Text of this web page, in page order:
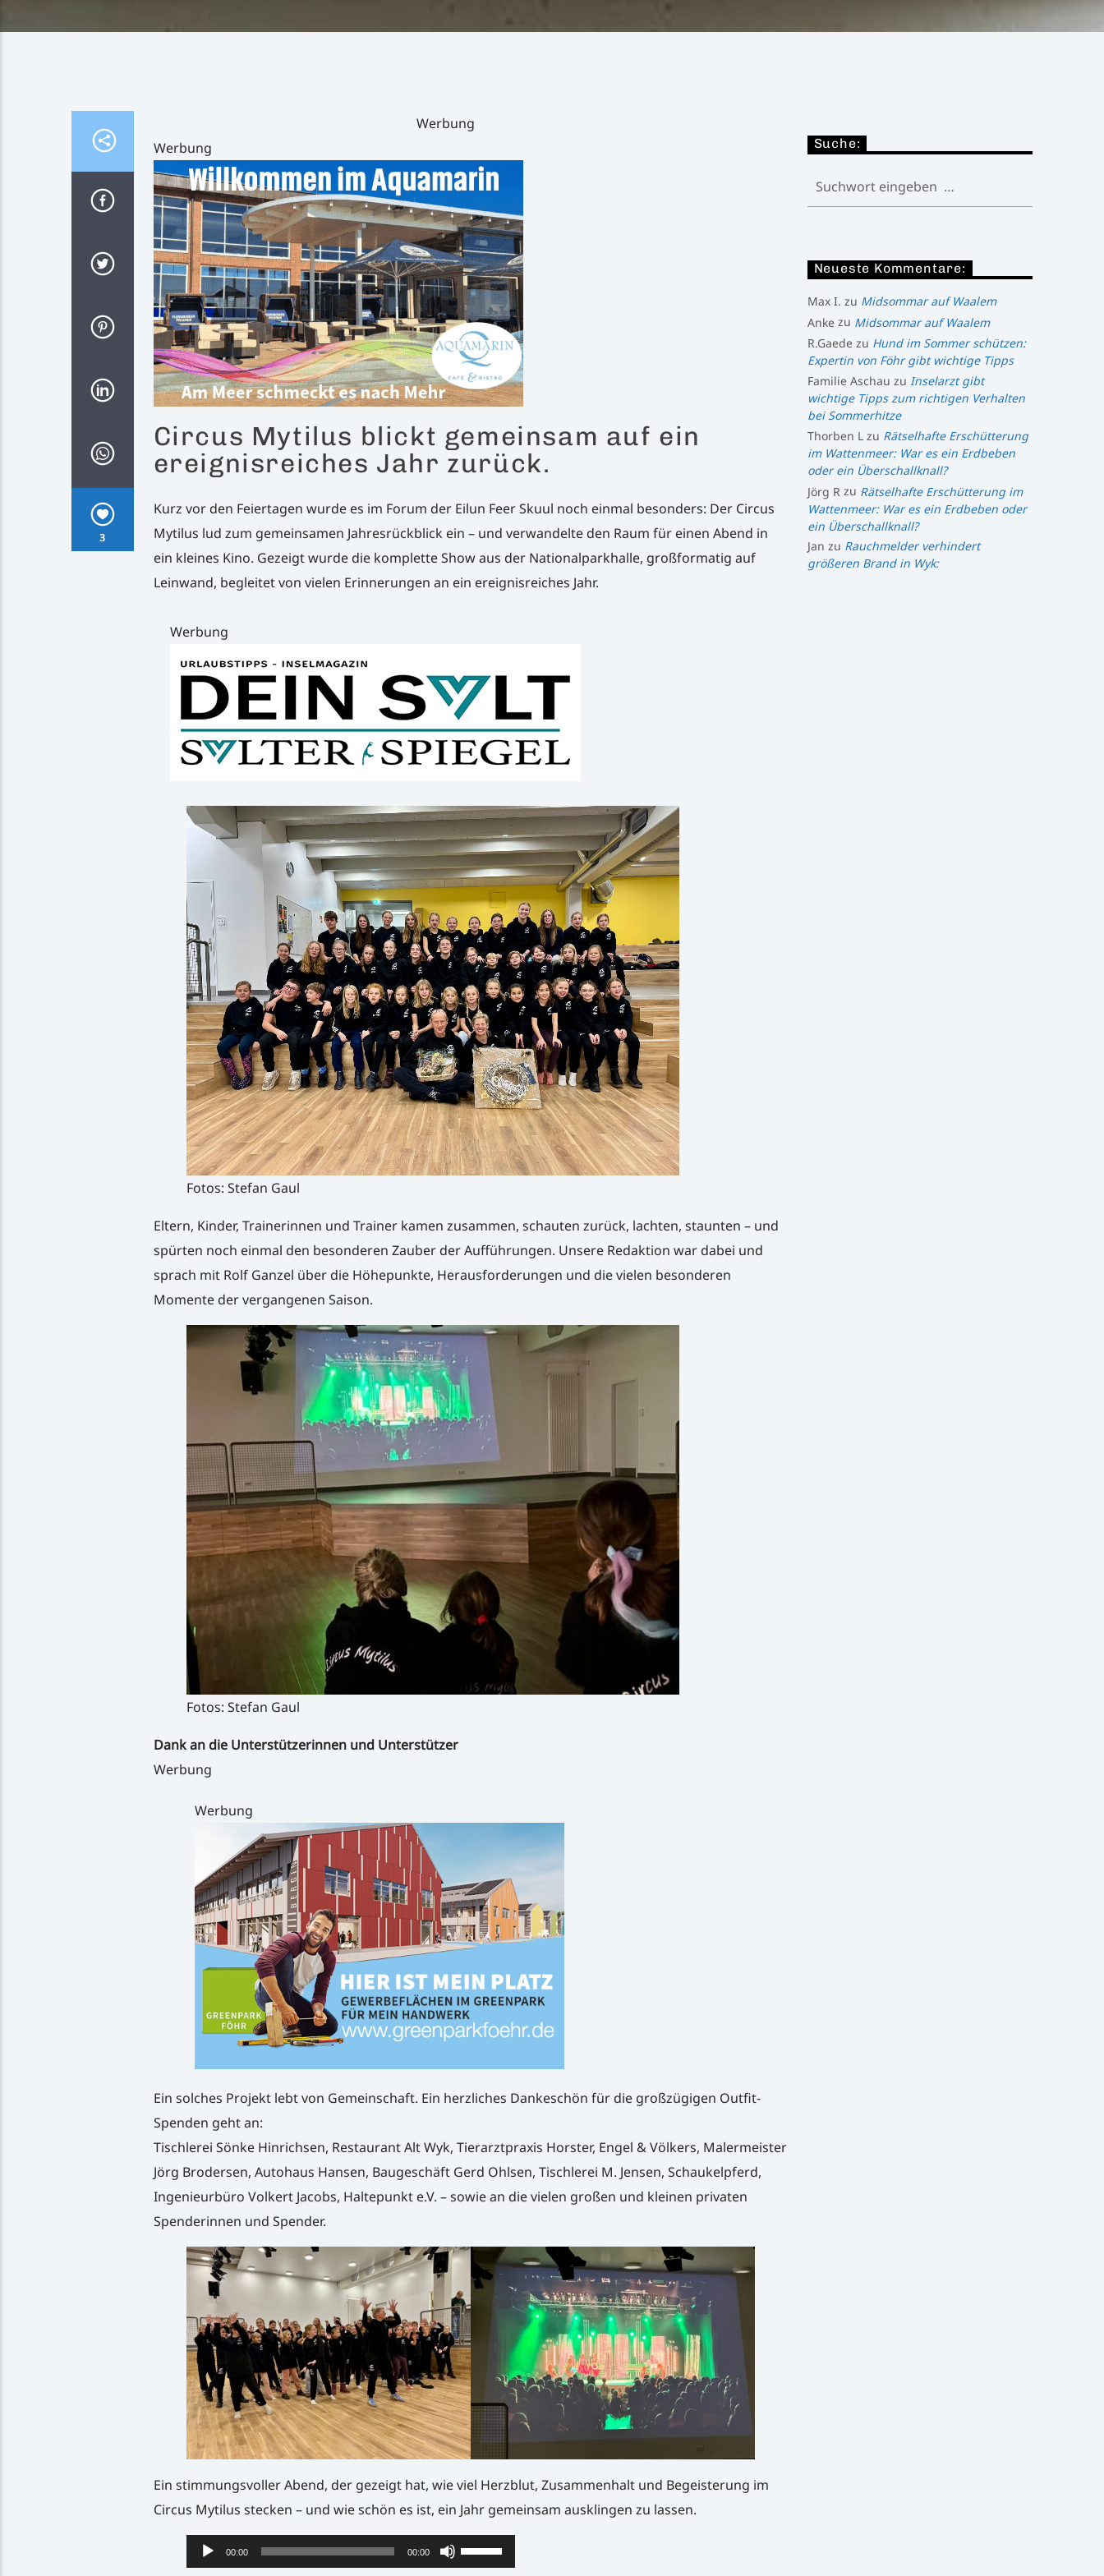
3
Werbung
Werbung
Circus Mytilus blickt gemeinsam auf ein
ereignisreiches Jahr zurück.
Kurz vor den Feiertagen wurde es im Forum der Eilun Feer Skuul noch einmal besonders: Der Circus
Mytilus lud zum gemeinsamen Jahresrückblick ein – und verwandelte den Raum für einen Abend in
ein kleines Kino. Gezeigt wurde die komplette Show aus der Nationalparkhalle, großformatig auf
Leinwand, begleitet von vielen Erinnerungen an ein ereignisreiches Jahr.
Werbung
Fotos: Stefan Gaul
Eltern, Kinder, Trainerinnen und Trainer kamen zusammen, schauten zurück, lachten, staunten – und
spürten noch einmal den besonderen Zauber der Aufführungen. Unsere Redaktion war dabei und
sprach mit Rolf Ganzel über die Höhepunkte, Herausforderungen und die vielen besonderen
Momente der vergangenen Saison.
Fotos: Stefan Gaul
Dank an die Unterstützerinnen und Unterstützer
Werbung
Werbung
Ein solches Projekt lebt von Gemeinschaft. Ein herzliches Dankeschön für die großzügigen Outfit-
Spenden geht an:
Tischlerei Sönke Hinrichsen, Restaurant Alt Wyk, Tierarztpraxis Horster, Engel & Völkers, Malermeister
Jörg Brodersen, Autohaus Hansen, Baugeschäft Gerd Ohlsen, Tischlerei M. Jensen, Schaukelpferd,
Ingenieurbüro Volkert Jacobs, Haltepunkt e.V. – sowie an die vielen großen und kleinen privaten
Spenderinnen und Spender.
Ein stimmungsvoller Abend, der gezeigt hat, wie viel Herzblut, Zusammenhalt und Begeisterung im
Circus Mytilus stecken – und wie schön es ist, ein Jahr gemeinsam ausklingen zu lassen.
Audio-
Player
00:00 00:00
Pfeiltasten
Hoch/Runter
Suche:
Neueste Kommentare:
Max I. zu Midsommar auf Waalem
Ankezu Midsommar auf Waalem
R.Gaedezu Hund im Sommer schützen:
Expertin von Föhr gibt wichtige Tipps
Familie Aschau zu Inselarzt gibt
wichtige Tipps zum richtigen Verhalten
bei Sommerhitze
Thorben Lzu Rätselhafte Erschütterung
im Wattenmeer: War es ein Erdbeben
oder ein Überschallknall?
Jörg R zu Rätselhafte Erschütterung im
Wattenmeer: War es ein Erdbeben oder
ein Überschallknall?
Jan zu Rauchmelder verhindert
größeren Brand in Wyk: